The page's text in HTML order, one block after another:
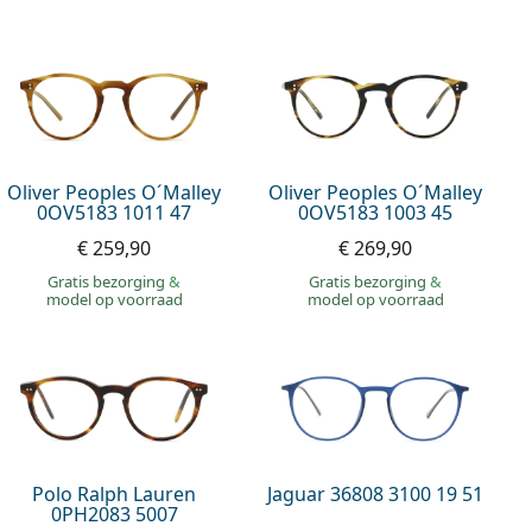
Oliver Peoples O´Malley
0OV5183 1011 47
€ 259,90
Gratis bezorging&
model op voorraad
Oliver Peoples O´Malley
0OV5183 1003 45
€ 269,90
Gratis bezorging&
model op voorraad
Polo Ralph Lauren
0PH2083 5007
Jaguar 36808 3100 19 51